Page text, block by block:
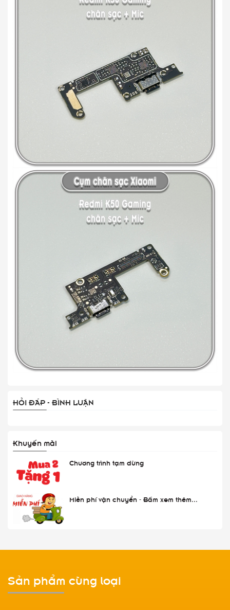
HỎI ĐÁP - BÌNH LUẬN
Khuyến mãi
Chương trình tạm dừng
Miễn phí vận chuyển - Bấm xem thêm...
Sản phẩm cùng loại